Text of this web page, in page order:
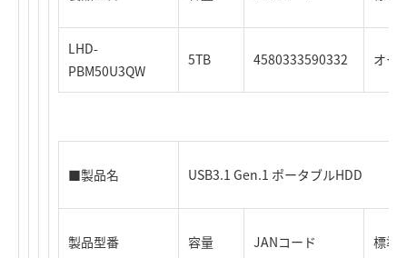
LHD-
PBM50U3QW
5TB 4580333590332 オー
■製品名 USB3.1 Gen.1 ポータブルHDD
製品型番 容量 JANコード 標準